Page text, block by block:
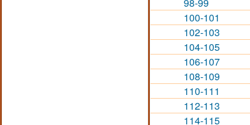
100-101
102-103
104-105
106-107
108-109
110-111
112-113
114-115